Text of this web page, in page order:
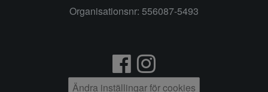
Organisationsnr: 556087-5493
Ändra inställingar för cookies